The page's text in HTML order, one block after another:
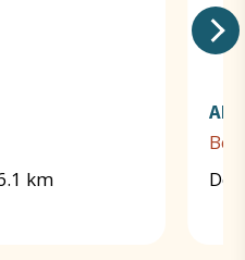
km